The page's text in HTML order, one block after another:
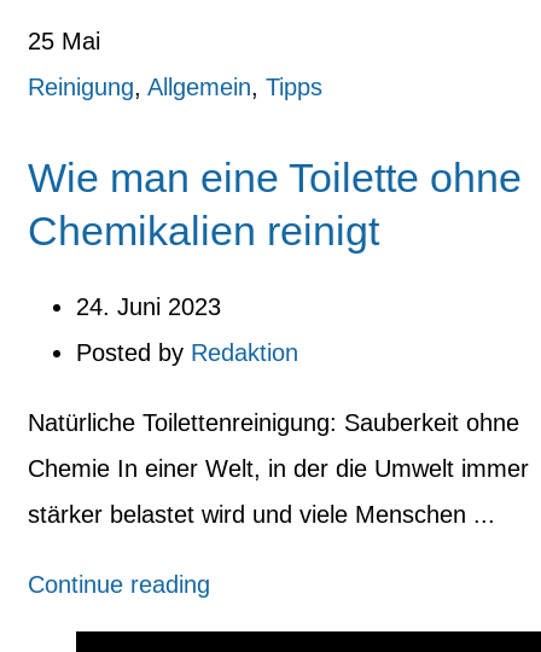
25 Mai
Reinigung, Allgemein, Tipps
Wie man eine Toilette ohne
Chemikalien reinigt
24. Juni 2023
Posted by Redaktion
Natürliche Toilettenreinigung: Sauberkeit ohne
Chemie In einer Welt, in der die Umwelt immer
stärker belastet wird und viele Menschen ...
Continue reading